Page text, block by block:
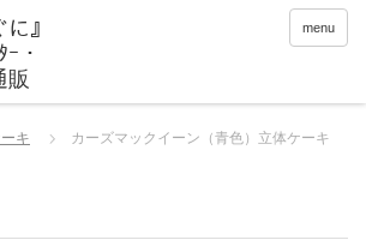
menu
キ カーズマックイーン（青色）立体ケーキ